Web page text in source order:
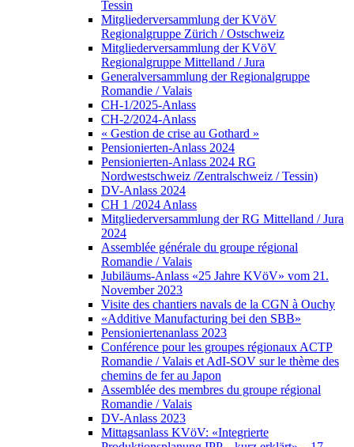
Tessin
Mitgliederversammlung der KVöV
Regionalgruppe Zürich / Ostschweiz
Mitgliederversammlung der KVöV
Regionalgruppe Mittelland / Jura
Generalversammlung der Regionalgruppe
Romandie / Valais
CH-1/2025-Anlass
CH-2/2024-Anlass
« Gestion de crise au Gothard »
Pensionierten-Anlass 2024
Pensionierten-Anlass 2024 RG
Nordwestschweiz /Zentralschweiz / Tessin)
DV-Anlass 2024
CH 1 /2024 Anlass
Mitgliederversammlung der RG Mittelland / Jura
2024
Assemblée générale du groupe régional
Romandie / Valais
Jubiläums-Anlass «25 Jahre KVöV» vom 21.
November 2023
Visite des chantiers navals de la CGN à Ouchy
«Additive Manufacturing bei den SBB»
Pensioniertenanlass 2023
Conférence pour les groupes régionaux ACTP
Romandie / Valais et AdI-SOV sur le thème des
chemins de fer au Japon
Assemblée des membres du groupe régional
Romandie / Valais
DV-Anlass 2023
Mittagsanlass KVöV: «Integrierte